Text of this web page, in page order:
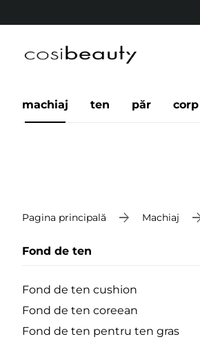
machiaj ten păr corp
Pagina principală Machiaj
Fond de ten
Fond de ten cushion
Fond de ten coreean
Fond de ten pentru ten gras